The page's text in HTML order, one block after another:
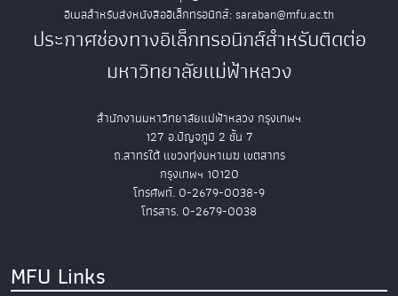
อีเมลสำหรับส่งหนังสืออิเล็กทรอนิกส์: saraban@mfu.ac.th
ประกาศช่องทางอิเล็กทรอนิกส์สำหรับติดต่อ
มหาวิทยาลัยแม่ฟ้าหลวง
สำนักงานมหาวิทยาลัยแม่ฟ้าหลวง กรุงเทพฯ
127 อ.ปัญจภูมิ 2 ชั้น 7
ถ.สาทรใต้ แขวงทุ่งมหาเมฆ เขตสาทร
กรุงเทพฯ 10120
โทรศัพท์. 0-2679-0038-9
โทรสาร. 0-2679-0038
MFU Links